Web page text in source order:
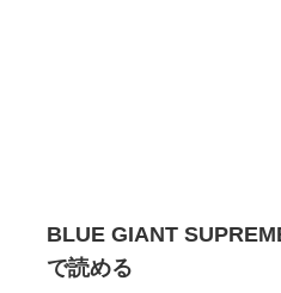
BLUE GIANT
で読める